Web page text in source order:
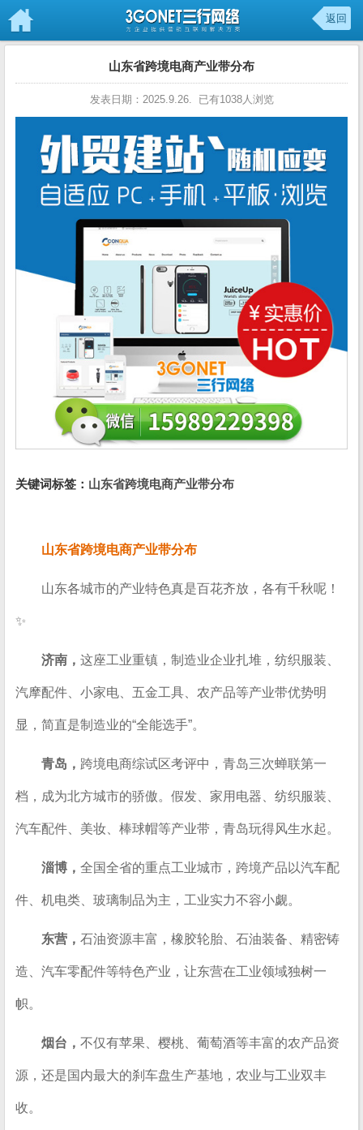
返回
山东省跨境电商产业带分布
发表日期：2025.9.26. 已有1038人浏览
关键词标签： 山东省跨境电商产业带分布
山东省跨境电商产业带分布
山东各城市的产业特色真是百花齐放，各有千秋呢！
✨
济南， 这座工业重镇，制造业企业扎堆，纺织服装、
汽摩配件、小家电、五金工具、农产品等产业带优势明
显，简直是制造业的“全能选手”。
青岛， 跨境电商综试区考评中，青岛三次蝉联第一
档，成为北方城市的骄傲。假发、家用电器、纺织服装、
汽车配件、美妆、棒球帽等产业带，青岛玩得风生水起。
淄博， 全国全省的重点工业城市，跨境产品以汽车配
件、机电类、玻璃制品为主，工业实力不容小觑。
东营， 石油资源丰富，橡胶轮胎、石油装备、精密铸
造、汽车零配件等特色产业，让东营在工业领域独树一
帜。
烟台， 不仅有苹果、樱桃、葡萄酒等丰富的农产品资
源，还是国内最大的刹车盘生产基地，农业与工业双丰
收。